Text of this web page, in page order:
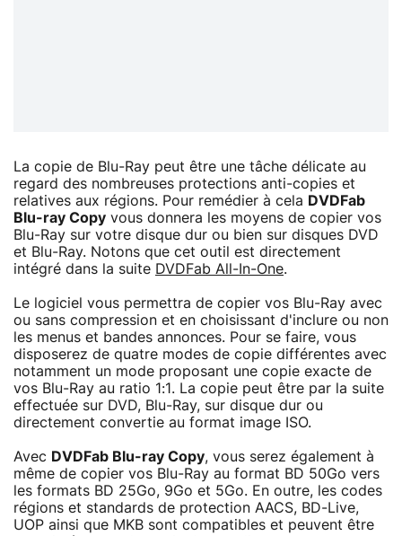
La copie de Blu-Ray peut être une tâche délicate au
regard des nombreuses protections anti-copies et
relatives aux régions. Pour remédier à cela DVDFab
Blu-ray Copy vous donnera les moyens de copier vos
Blu-Ray sur votre disque dur ou bien sur disques DVD
et Blu-Ray. Notons que cet outil est directement
intégré dans la suite DVDFab All-In-One.
Le logiciel vous permettra de copier vos Blu-Ray avec
ou sans compression et en choisissant d'inclure ou non
les menus et bandes annonces. Pour se faire, vous
disposerez de quatre modes de copie différentes avec
notamment un mode proposant une copie exacte de
vos Blu-Ray au ratio 1:1. La copie peut être par la suite
effectuée sur DVD, Blu-Ray, sur disque dur ou
directement convertie au format image ISO.
Avec DVDFab Blu-ray Copy, vous serez également à
même de copier vos Blu-Ray au format BD 50Go vers
les formats BD 25Go, 9Go et 5Go. En outre, les codes
régions et standards de protection AACS, BD-Live,
UOP ainsi que MKB sont compatibles et peuvent être